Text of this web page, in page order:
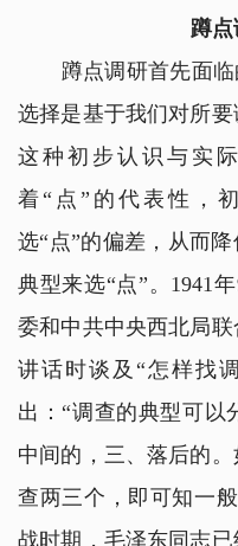
蹲
蹲点调研首先面临
选择是基于我们对所要
这种初步认识与实
着“点”的代表性，
选“点”的偏差，从而
典型来选“点”。1941
委和中共中央西北局
讲话时谈及“怎样找
出：“调查的典型可以
中间的，三、落后的
查两三个，即可知一
战时期，毛泽东同志